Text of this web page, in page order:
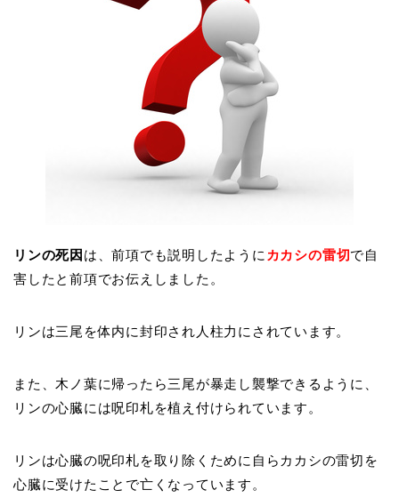
リンの死因 は、前項でも説明したように カカシの雷切で自
害したと前項でお伝えしました。
リンは三尾を体内に封印され人柱力にされています。
また、木ノ葉に帰ったら三尾が暴走し襲撃できるように、
リンの心臓には呪印札を植え付けられています。
リンは心臓の呪印札を取り除くために自らカカシの雷切を
心臓に受けたことで亡くなっています。